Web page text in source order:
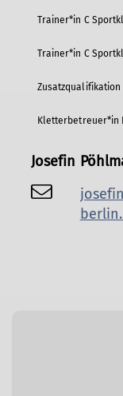
Trainer*in C
Trainer*in C
Kletterbetreuer*in
Josefin